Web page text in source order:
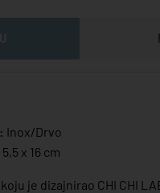
Inox/Drvo
x 16 cm
je dizajnirao CHI CHI